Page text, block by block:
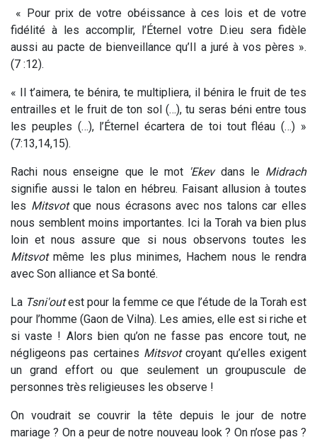
« Pour prix de votre obéissance à ces lois et de votre
fidélité à les accomplir, l’Éternel votre D.ieu sera fidèle
aussi au pacte de bienveillance qu’Il a juré à vos pères ».
(7 :12).
« Il t’aimera, te bénira, te multipliera, il bénira le fruit de tes
entrailles et le fruit de ton sol (…), tu seras béni entre tous
les peuples (…), l’Éternel écartera de toi tout fléau (…) »
(7:13,14,15).
Rachi nous enseigne que le mot 'Ekevdans le Midrach
signifie aussi le talon en hébreu. Faisant allusion à toutes
les Mitsvotque nous écrasons avec nos talons car elles
nous semblent moins importantes. Ici la Torah va bien plus
loin et nous assure que si nous observons toutes les
Mitsvotmême les plus minimes, Hachem nous le rendra
avec Son alliance et Sa bonté.
La Tsni'outest pour la femme ce que l’étude de la Torah est
pour l’homme (Gaon de Vilna). Les amies, elle est si riche et
si vaste ! Alors bien qu’on ne fasse pas encore tout, ne
négligeons pas certaines Mitsvotcroyant qu’elles exigent
un grand effort ou que seulement un groupuscule de
personnes très religieuses les observe !
On voudrait se couvrir la tête depuis le jour de notre
mariage ? On a peur de notre nouveau look ? On n’ose pas ?